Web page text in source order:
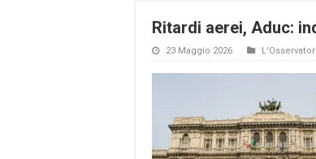
Ritardi aerei, Aduc:
23 Maggio 2026